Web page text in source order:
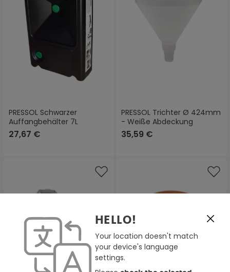
PRESSOL Schwarzer
Auffangbehälter 7L
27,67 €
PRESSOL Trichter Ø 424mm
- Weiße Abdeckung
35,59 €
HELLO!
Your location doesn't match
your device's language
settings.